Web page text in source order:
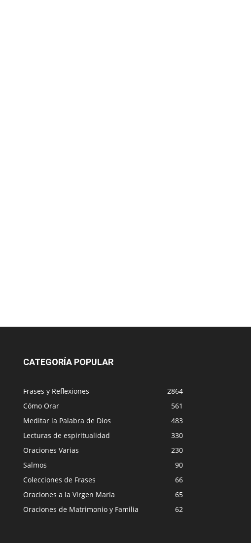
CATEGORÍA POPULAR
Frases y Reflexiones
2864
Cómo Orar
561
Meditar la Palabra de Dios
483
Lecturas de espiritualidad
330
Oraciones Varias
230
Salmos
90
Colecciones de Frases
66
Oraciones a la Virgen María
65
Oraciones de Matrimonio y Familia
62